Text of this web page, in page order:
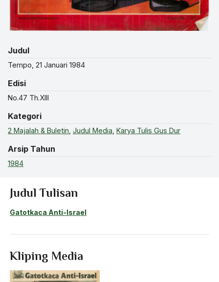
Judul
Tempo, 21 Januari 1984
Edisi
No.47 Th.XIII
Kategori
2 Majalah & Buletin Judul Media Karya Tulis Gus Dur
Arsip Tahun
1984
Judul Tulisan
Gatotkaca Anti-Israel
Kliping Media